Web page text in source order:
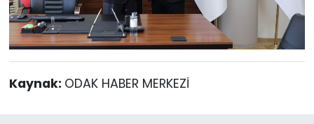
Kaynak: ODAK HABER MERKEZİ